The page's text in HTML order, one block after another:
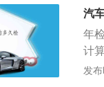
印
不
合
限
汽
年
计
安
发